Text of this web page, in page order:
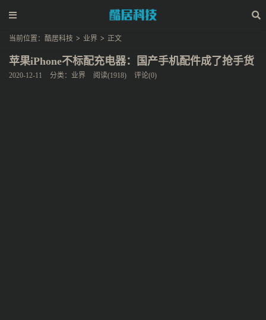
当前位置： 酷居科技 > 业界 > 正文
苹果iPhone不标配充电器：国产手机配件成了抢手货
2020-12-11 分类： 业界 阅读(1918) 评论(0)